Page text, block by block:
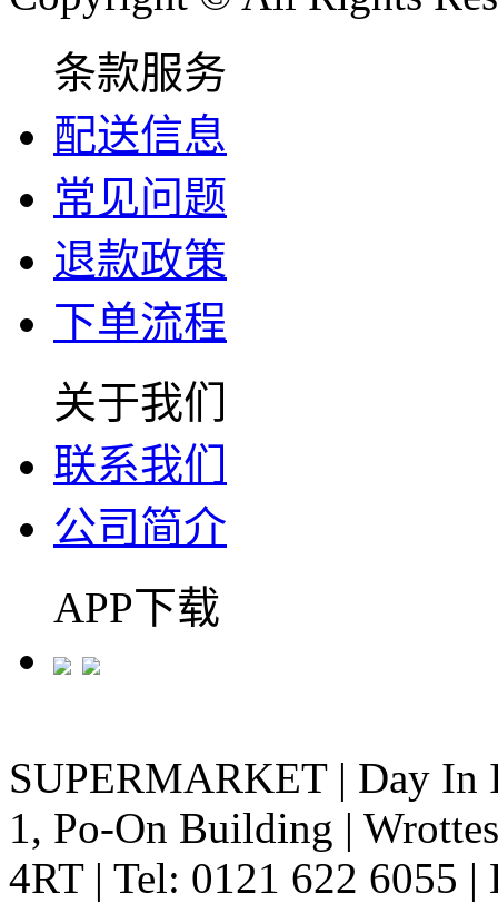
条款服务
配送信息
常见问题
退款政策
下单流程
关于我们
联系我们
公司简介
APP下载
SUPERMARKET | Day In
1, Po-On Building |
4RT | Tel: 0121 622 6055 |